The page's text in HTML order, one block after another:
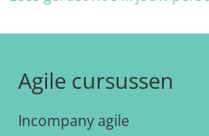
Agile cursussen
Incompany agile